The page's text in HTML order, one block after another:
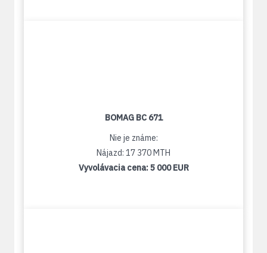
BOMAG BC 671
Nie je známe:
Nájazd: 17 370 MTH
Vyvolávacia cena:5 000 EUR